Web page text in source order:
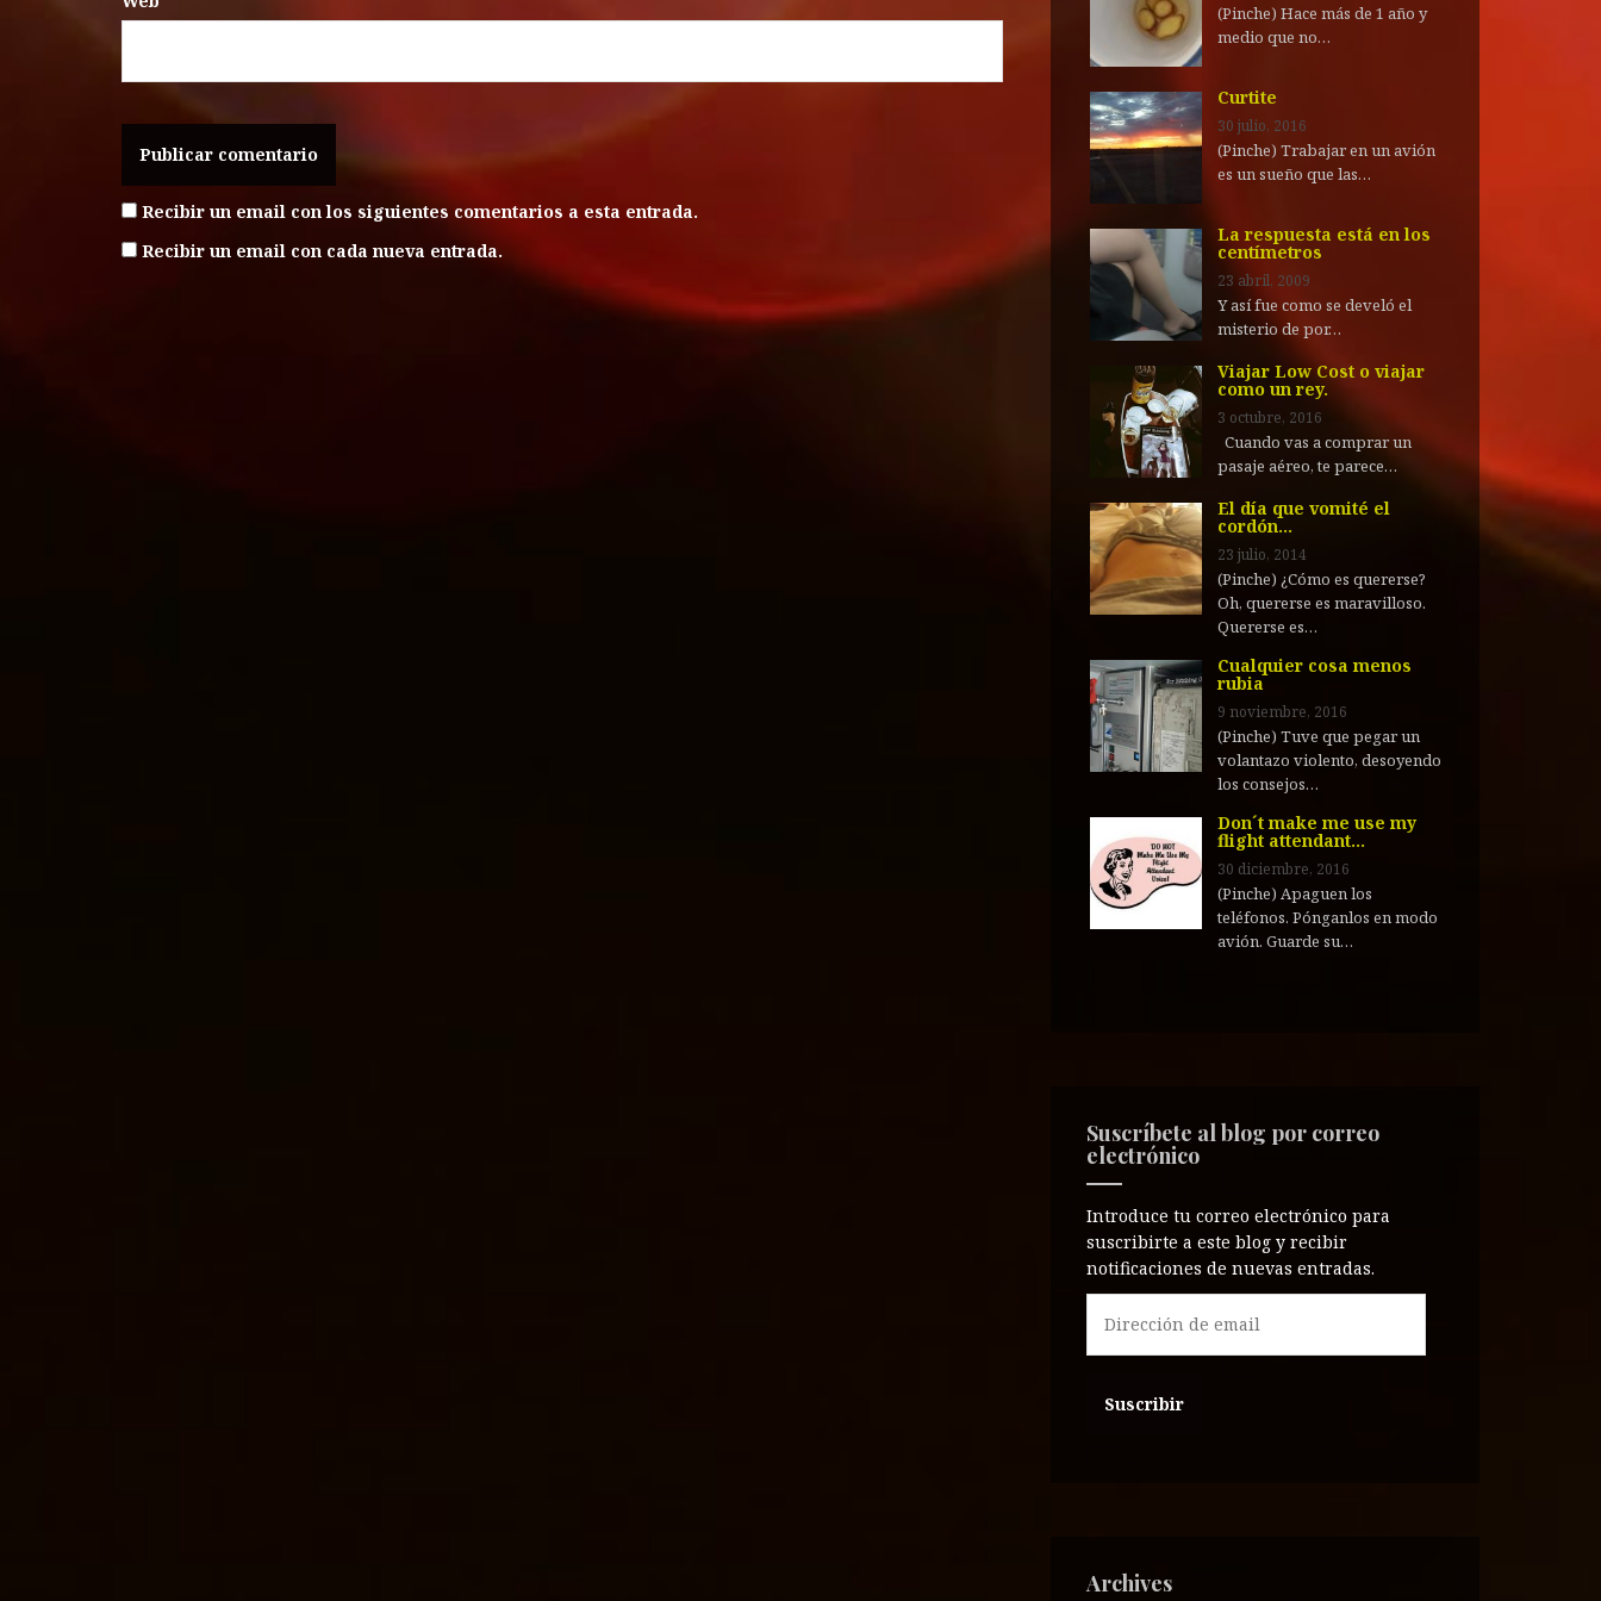
Recibir un email con los siguientes comentarios a esta entrada.
Recibir un email con cada nueva entrada.
(Pinche) Hace más de 1 año y
medio que no…
Curtite
30 julio, 2016
(Pinche) Trabajar en un avión
es un sueño que las…
La respuesta está en los
centímetros
23 abril, 2009
Y así fue como se develó el
misterio de por…
Viajar Low Cost o viajar
como un rey.
3 octubre, 2016
Cuando vas a comprar un
pasaje aéreo, te parece…
El día que vomité el
cordón…
23 julio, 2014
(Pinche) ¿Cómo es quererse?
Oh, quererse es maravilloso.
Quererse es…
Cualquier cosa menos
rubia
9 noviembre, 2016
(Pinche) Tuve que pegar un
volantazo violento, desoyendo
los consejos…
Don´t make me use my
flight attendant…
30 diciembre, 2016
(Pinche) Apaguen los
teléfonos. Pónganlos en modo
avión. Guarde su…
Suscríbete al blog por correo
electrónico
Introduce tu correo electrónico para
suscribirte a este blog y recibir
notificaciones de nuevas entradas.
r
e
Archives